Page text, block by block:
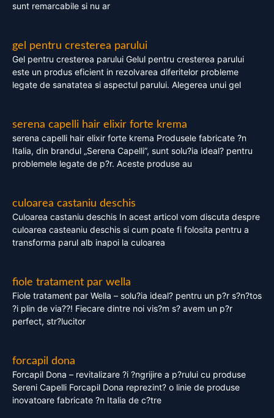
sunt remarcabile si nu ar
gel pentru cresterea parului
Gel pentru cresterea parului Gelul pentru cresterea parului
este un produs eficient in rezolvarea diferitelor probleme
legate de sanatatea si aspectul parului. Alegerea unui gel
serena capelli hair elixir forte krema
serena capelli hair elixir forte krema Produsele fabricate ?n
Italia, din brandul „Serena Capelli”, sunt solu?ia ideal? pentru
problemele legate de p?r. Aceste produse au
culoarea castaniu deschis
Culoarea castaniu deschis In acest articol vom discuta despre
culoarea casteaniu deschis si cum poate fi folosita pentru a
transforma parul alb inapoi la culoarea
fiole tratament par wella
Fiole tratament par Wella – solu?ia ideal? pentru un p?r s?n?tos
?i plin de via??! Fiecare dintre noi vis?m s? avem un p?r
perfect, str?lucitor
forcapil dona
Forcapil Dona – revitalizare ?i ?ngrijire a p?rului cu produse
Sereni Capelli Forcapil Dona reprezint? o linie de produse
inovatoare fabricate ?n Italia de c?tre